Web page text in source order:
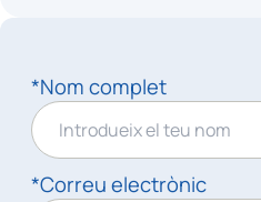
*Nom complet
*Correu electrònic